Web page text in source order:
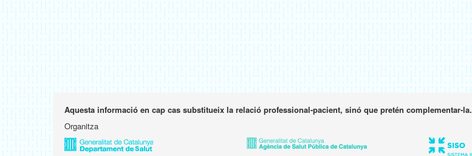
Aquesta informació en cap cas substitueix la relació professional-pacient, sinó que pretén complementar-la.
Organitza